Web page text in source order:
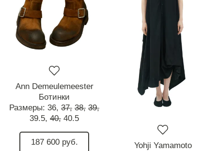
Ann Demeulemeester
Ботинки
Размеры: 36, 37, 38, 39,
39.5, 40, 40.5
187 600 руб.
Yohji Yamamoto